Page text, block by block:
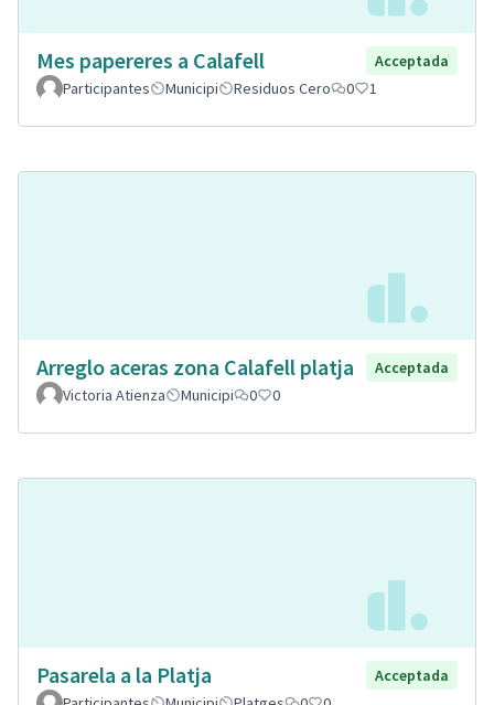
Mes papereres a Calafell
Acceptada
Participantes
Municipi Residuos Cero 0 1
Arreglo aceras zona Calafell platja
Acceptada
Victoria Atienza
Municipi 0 0
Pasarela a la Platja
Acceptada